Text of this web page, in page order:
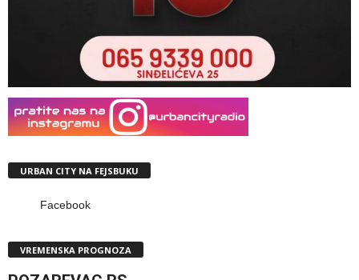
URBAN CITY NA FEJSBUKU
Facebook
VREMENSKA PROGNOZA